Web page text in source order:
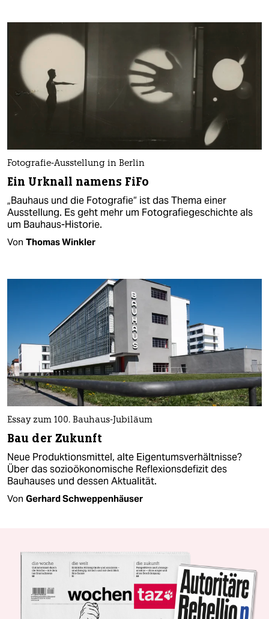
Fotografie-Ausstellung in Berlin
Ein Urknall namens FiFo
„Bauhaus und die Fotografie“ ist das Thema einer
Ausstellung. Es geht mehr um Fotografiegeschichte als
um Bauhaus-Historie.
Von Thomas Winkler
Essay zum 100. Bauhaus-Jubiläum
Bau der Zukunft
Neue Produktionsmittel, alte Eigentumsverhältnisse?
Über das sozioökonomische Reflexionsdefizit des
Bauhauses und dessen Aktualität.
Von Gerhard Schweppenhäuser